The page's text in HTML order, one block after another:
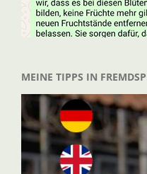
MEINE TIPPS IN